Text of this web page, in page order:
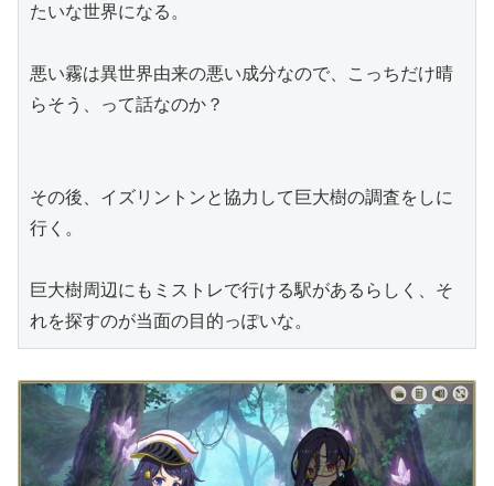
たいな世界になる。
悪い霧は異世界由来の悪い成分なので、こっちだけ晴
らそう、って話なのか？
その後、イズリントンと協力して巨大樹の調査をしに
行く。
巨大樹周辺にもミストレで行ける駅があるらしく、そ
れを探すのが当面の目的っぽいな。